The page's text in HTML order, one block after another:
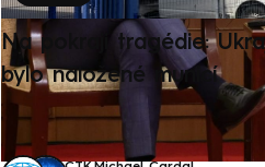
Na pokraji tragédie:
bylo naložené municí